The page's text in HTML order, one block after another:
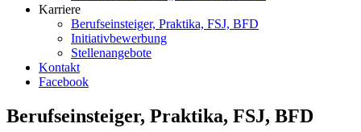
Karriere
Berufseinsteiger, Praktika, FSJ, BFD
Initiativbewerbung
Stellenangebote
Kontakt
Facebook
Berufseinsteiger, Praktika, FSJ, BFD